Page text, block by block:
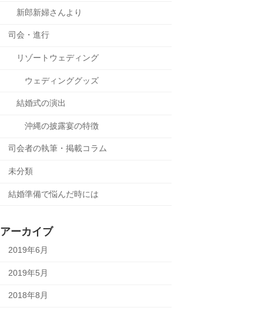
新郎新婦さんより
司会・進行
リゾートウェディング
ウェディンググッズ
結婚式の演出
沖縄の披露宴の特徴
司会者の執筆・掲載コラム
未分類
結婚準備で悩んだ時には
アーカイブ
2019年6月
2019年5月
2018年8月